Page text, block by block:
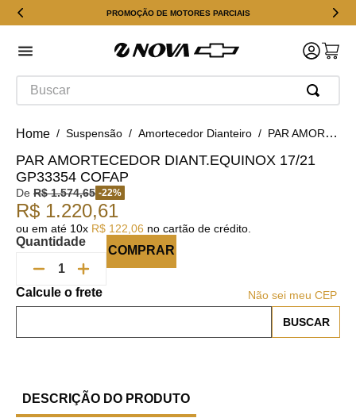
PROMOÇÃO DE MOTORES PARCIAIS
Buscar
Suspensão Amortecedor Dianteiro PAR AMORTECEDOR DIANT.EQUINOX 17/21 GP33354 COFAP
PAR AMORTECEDOR DIANT.EQUINOX 17/21
GP33354 COFAP
De R$ 1.574,65 -22%
R$ 1.220,61
ou em até 10x R$ 122 06 no cartão de crédito.
Quantidade
COMPRAR
Não sei meu CEP
DESCRIÇÃO DO PRODUTO